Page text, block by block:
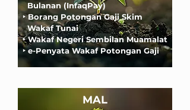
Bulanan (InfaqPay)
‣Borang Potongan Gaji Skim
Wakaf Tunai
‣Wakaf Negeri Sembilan Muamalat
‣e-Penyata Wakaf Potongan Gaji
MAL